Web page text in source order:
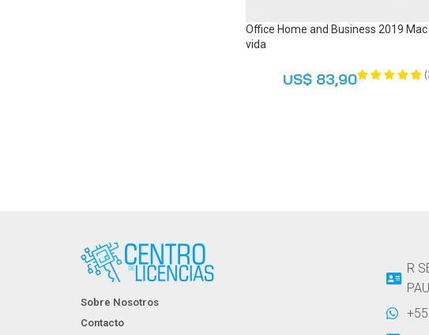
Office Home and Business 2019
vida
US$ 83,90 (
Sobre Nosotros
Contacto
R